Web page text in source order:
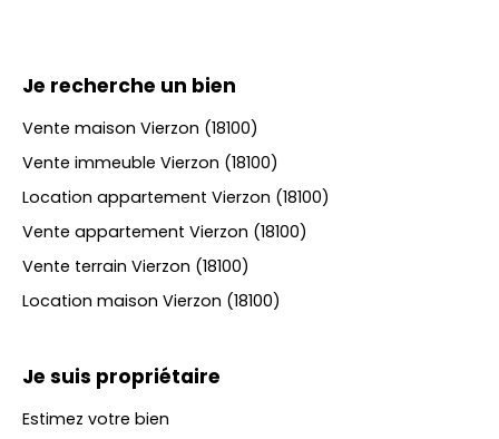
Je recherche un bien
Vente maison Vierzon (18100)
Vente immeuble Vierzon (18100)
Location appartement Vierzon (18100)
Vente appartement Vierzon (18100)
Vente terrain Vierzon (18100)
Location maison Vierzon (18100)
Je suis propriétaire
Estimez votre bien